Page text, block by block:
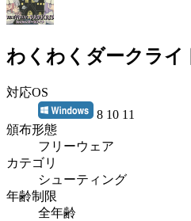
わくわくダークライ
対応OS
8 10 11
頒布形態
フリーウェア
カテゴリ
シューティング
年齢制限
全年齢